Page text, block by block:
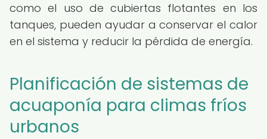
como el uso de cubiertas flotantes en los
tanques, pueden ayudar a conservar el calor
en el sistema y reducir la pérdida de energía.
Planificación de sistemas de
acuaponía para climas fríos
urbanos